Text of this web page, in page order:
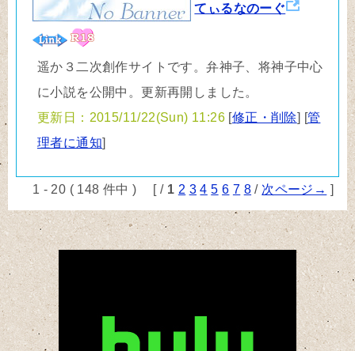
てぃるなのーぐ
遥か３二次創作サイトです。弁神子、将神子中心
に小説を公開中。更新再開しました。
更新日：2015/11/22(Sun) 11:26 [修正・削除] [管
理者に通知]
1 - 20 ( 148 件中 ) [ / 1 2 3 4 5 6 7 8 / 次ページ→ ]